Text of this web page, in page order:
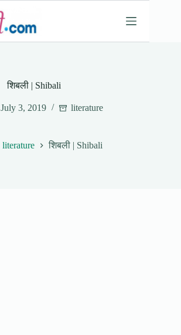
शिबली | Shibali
July 3, 2019 literature
literature शिबली | Shibali